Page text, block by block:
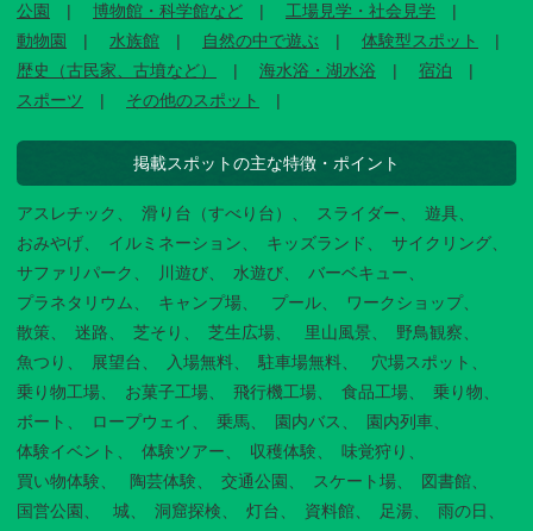
公園
博物館・科学館など
工場見学・社会見学
動物園
水族館 自然の中で遊ぶ
体験型スポット
歴史（古民家、古墳など）
海水浴・湖水浴
宿泊
スポーツ
その他のスポット
掲載スポットの主な特徴・ポイント
アスレチック 滑り台（すべり台） スライダー
遊具
おみやげ
イルミネーション キッズランド
サイクリング
サファリパーク
川遊び 水遊び
バーベキュー
プラネタリウム
キャンプ場 プール
ワークショップ
散策
迷路 芝そり 芝生広場 里山風景
野鳥観察
魚つり
展望台 入場無料 駐車場無料
穴場スポット
乗り物工場
お菓子工場 飛行機工場 食品工場
乗り物
ボート
ロープウェイ 乗馬 園内バス
園内列車
体験イベント
体験ツアー 収穫体験
味覚狩り
買い物体験
陶芸体験 交通公園 スケート場
図書館
国営公園
城 洞窟探検 灯台 資料館 足湯 雨の日